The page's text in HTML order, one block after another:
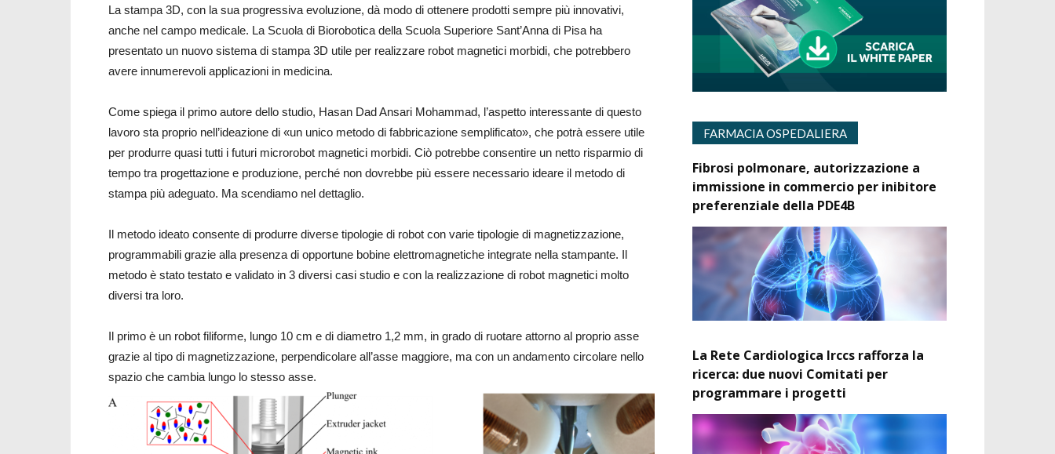
La stampa 3D, con la sua progressiva evoluzione, dà modo di ottenere prodotti sempre più innovativi,
anche nel campo medicale. La Scuola di Biorobotica della Scuola Superiore Sant’Anna di Pisa ha
presentato un nuovo sistema di stampa 3D utile per realizzare robot magnetici morbidi, che potrebbero
avere innumerevoli applicazioni in medicina.
Come spiega il primo autore dello studio, Hasan Dad Ansari Mohammad, l’aspetto interessante di questo
lavoro sta proprio nell’ideazione di «un unico metodo di fabbricazione semplificato», che potrà essere utile
per produrre quasi tutti i futuri microrobot magnetici morbidi. Ciò potrebbe consentire un netto risparmio di
tempo tra progettazione e produzione, perché non dovrebbe più essere necessario ideare il metodo di
stampa più adeguato. Ma scendiamo nel dettaglio.
Il metodo ideato consente di produrre diverse tipologie di robot con varie tipologie di magnetizzazione,
programmabili grazie alla presenza di opportune bobine elettromagnetiche integrate nella stampante. Il
metodo è stato testato e validato in 3 diversi casi studio e con la realizzazione di robot magnetici molto
diversi tra loro.
Il primo è un robot filiforme, lungo 10 cm e di diametro 1,2 mm, in grado di ruotare attorno al proprio asse
grazie al tipo di magnetizzazione, perpendicolare all’asse maggiore, ma con un andamento circolare nello
spazio che cambia lungo lo stesso asse.
FARMACIA OSPEDALIERA
Fibrosi polmonare, autorizzazione a
immissione in commercio per inibitore
preferenziale della PDE4B
La Rete Cardiologica Irccs rafforza la
ricerca: due nuovi Comitati per
programmare i progetti